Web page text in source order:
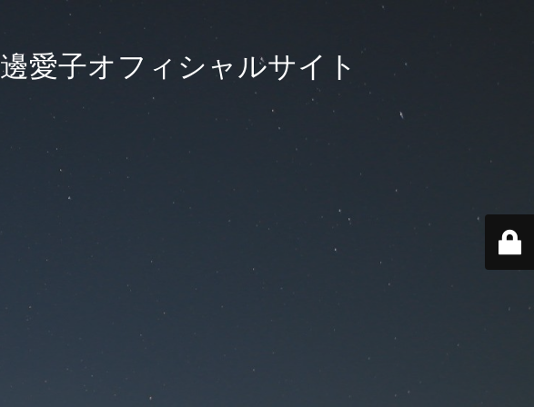
愛子オフィシャルサイト